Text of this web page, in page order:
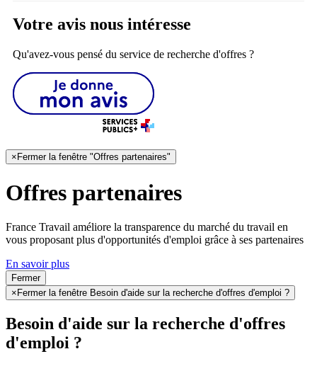
Votre avis nous intéresse
Qu'avez-vous pensé du service de recherche d'offres ?
× Fermer la fenêtre "Offres partenaires"
Offres partenaires
France Travail améliore la transparence du marché du travail en
vous proposant plus d'opportunités d'emploi grâce à ses partenaires
En savoir plus
Fermer
× Fermer la fenêtre Besoin d'aide sur la recherche d'offres d'emploi ?
Besoin d'aide sur la recherche d'offres
d'emploi ?